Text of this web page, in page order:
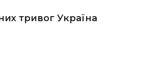
тривог Україна